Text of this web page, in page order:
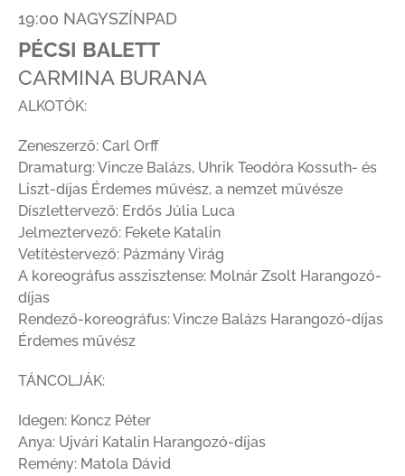
19:00 NAGYSZÍNPAD
PÉCSI BALETT
CARMINA BURANA
ALKOTÓK:
Zeneszerző: Carl Orff
Dramaturg: Vincze Balázs, Uhrik Teodóra Kossuth- és
Liszt-díjas Érdemes művész, a nemzet művésze
Díszlettervező: Erdős Júlia Luca
Jelmeztervező: Fekete Katalin
Vetítéstervező: Pázmány Virág
A koreográfus asszisztense: Molnár Zsolt Harangozó-
díjas
Rendező-koreográfus: Vincze Balázs Harangozó-díjas
Érdemes művész
TÁNCOLJÁK:
Idegen: Koncz Péter
Anya: Ujvári Katalin Harangozó-díjas
Remény: Matola Dávid